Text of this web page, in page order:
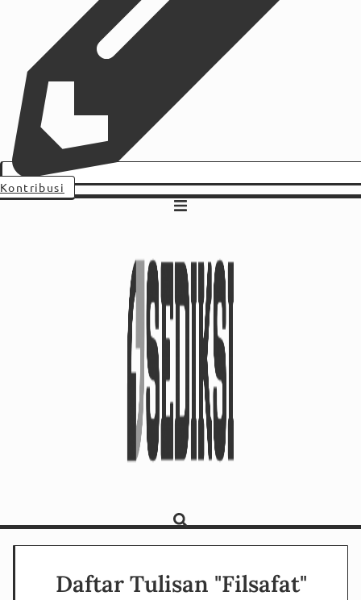
Kontribusi
Daftar Tulisan "Filsafat"